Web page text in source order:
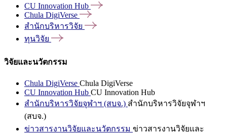
CU Innovation Hub
Chula DigiVerse
สำนักบริหารวิจัย
ทุนวิจัย
วิจัยและนวัตกรรม
Chula DigiVerse Chula DigiVerse
CU Innovation Hub CU Innovation Hub
สำนักบริหารวิจัยจุฬาฯ (สบจ.) สำนักบริหารวิจัยจุฬาฯ
(สบจ.)
ข่าวสารงานวิจัยและนวัตกรรม ข่าวสารงานวิจัยและ